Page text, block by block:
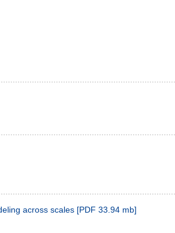
across scales [PDF 33.94 mb]